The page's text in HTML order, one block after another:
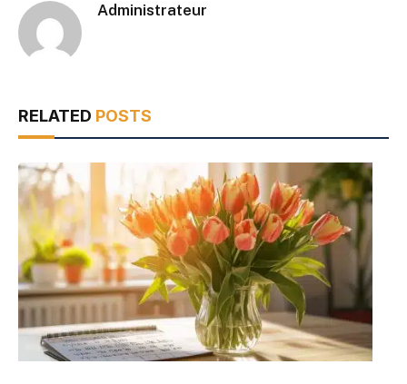
Administrateur
RELATED POSTS